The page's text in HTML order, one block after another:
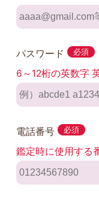
パスワード 必須
6～12桁の英数字
電話番号 必須
鑑定時に使用する